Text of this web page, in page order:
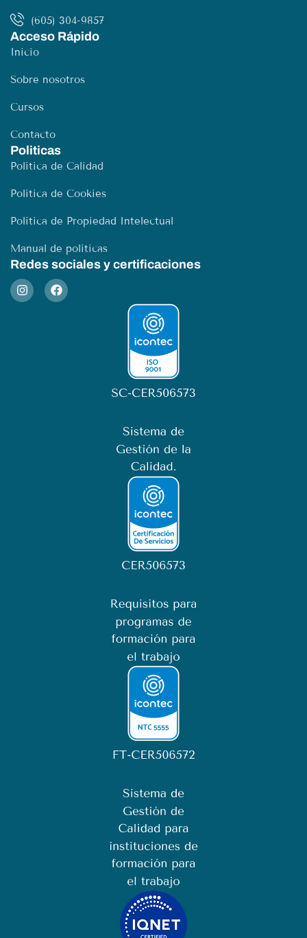
(605) 304-9857
Acceso Rápido
Inicio
Sobre nosotros
Cursos
Contacto
Politicas
Política de Calidad
Política de Cookies
Política de Propiedad Intelectual
Manual de políticas
Redes sociales y certificaciones